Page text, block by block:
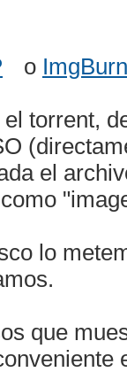
o ImgBurn
torrent,
el
lo
que